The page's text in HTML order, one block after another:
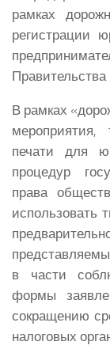
рамках
регистрации
В рамках
мероприятия,
печати для
процедур
права
использовать
в части
формы
сокращению
налоговых